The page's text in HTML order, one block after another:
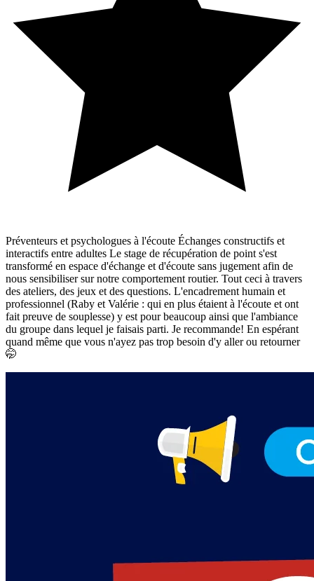
Préventeurs et psychologues à l'écoute Échanges constructifs et
interactifs entre adultes Le stage de récupération de point s'est
transformé en espace d'échange et d'écoute sans jugement afin de
nous sensibiliser sur notre comportement routier. Tout ceci à travers
des ateliers, des jeux et des questions. L'encadrement humain et
professionnel (Raby et Valérie : qui en plus étaient à l'écoute et ont
fait preuve de souplesse) y est pour beaucoup ainsi que l'ambiance
du groupe dans lequel je faisais parti. Je recommande! En espérant
quand même que vous n'ayez pas trop besoin d'y aller ou retourner
🤭